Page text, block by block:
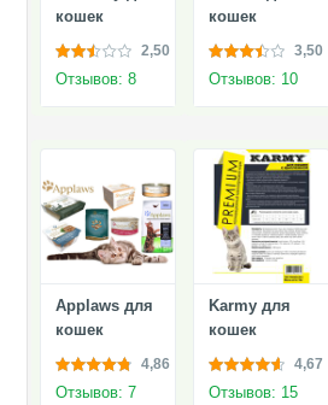
кошек
2,50
Отзывов: 8
кошек
3,50
Отзывов: 10
Applaws для
кошек
4,86
Отзывов: 7
Karmy для
кошек
4,67
Отзывов: 15